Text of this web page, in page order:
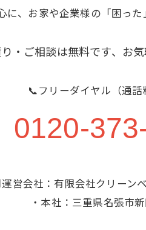
に、お家や企業様の「困っ
・ご相談は無料です、お
📞フリーダイヤル（通話
0120-
運営会社：有限会社クリーン
・本社：三重県名張市